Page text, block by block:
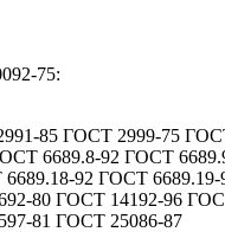
75:
85 ГОСТ 2999-75
6689.8-92 ГОСТ
92 ГОСТ
80 ГОСТ 14192-96
81 ГОСТ 25086-87